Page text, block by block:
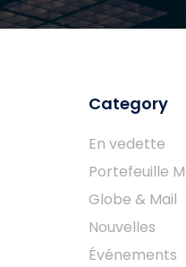
Category
En vedette
Portefeuille
Globe & Mail
Nouvelles
Événements